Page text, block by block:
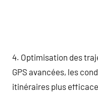
4. Optimisation des
GPS avancées, les
itinéraires plus